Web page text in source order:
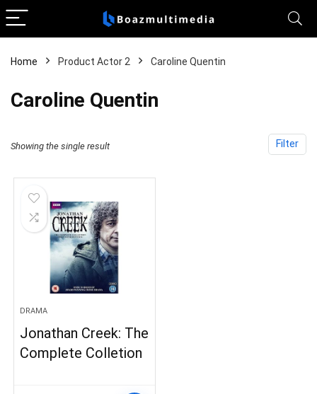
Home Product Actor 2 Caroline Quentin
Caroline Quentin
Filter
Showing the single result
DRAMA
Jonathan Creek: The
Complete Colletion